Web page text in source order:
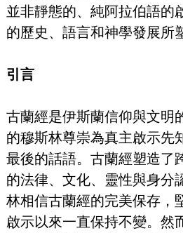
並非靜態的、純阿拉伯語的
的歷史、語言和神學發展所
引言
古蘭經是伊斯蘭信仰與文明
的穆斯林尊崇為真主啟示先
最後的話語。古蘭經塑造了
的法律、文化、靈性與身分
林相信古蘭經的完美保存，
啟示以來一直保持不變。然